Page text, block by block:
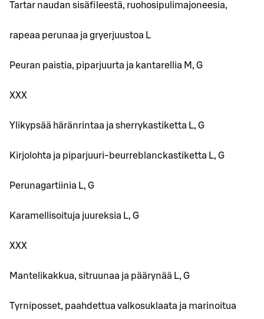
Tartar naudan sisäfileestä, ruohosipulimajoneesia,
rapeaa perunaa ja gryerjuustoa L
Peuran paistia, piparjuurta ja kantarellia M, G
XXX
Ylikypsää häränrintaa ja sherrykastiketta L, G
Kirjolohta ja piparjuuri-beurreblanckastiketta L, G
Perunagartiinia L, G
Karamellisoituja juureksia L, G
XXX
Mantelikakkua, sitruunaa ja päärynää L, G
Tyrniposset, paahdettua valkosuklaata ja marinoitua